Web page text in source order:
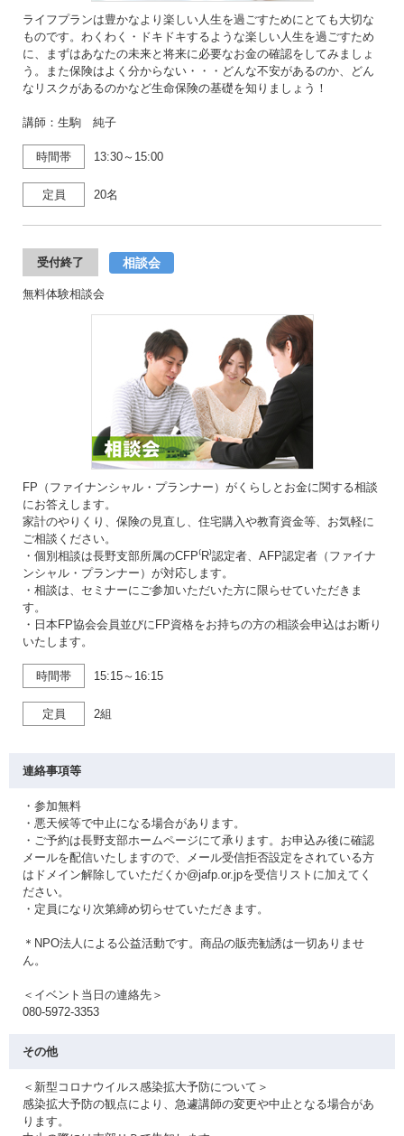
ライフプランは豊かなより楽しい人生を過ごすためにとても大切な
ものです。わくわく・ドキドキするような楽しい人生を過ごすため
に、まずはあなたの未来と将来に必要なお金の確認をしてみましょ
う。また保険はよく分からない・・・どんな不安があるのか、どん
なリスクがあるのかなど生命保険の基礎を知りましょう！
講師：生駒 純子
時間帯 13:30～15:00
定員 20名
受付終了 相談会
無料体験相談会
FP（ファイナンシャル・プランナー）がくらしとお金に関する相談
にお答えします。
家計のやりくり、保険の見直し、住宅購入や教育資金等、お気軽に
ご相談ください。
・個別相談は長野支部所属のCFP⁽R⁾認定者、AFP認定者（ファイナ
ンシャル・プランナー）が対応します。
・相談は、セミナーにご参加いただいた方に限らせていただきま
す。
・日本FP協会会員並びにFP資格をお持ちの方の相談会申込はお断り
いたします。
時間帯 15:15～16:15
定員 2組
連絡事項等
・参加無料
・悪天候等で中止になる場合があります。
・ご予約は長野支部ホームページにて承ります。お申込み後に確認
メールを配信いたしますので、メール受信拒否設定をされている方
はドメイン解除していただくか@jafp.or.jpを受信リストに加えてく
ださい。
・定員になり次第締め切らせていただきます。
＊NPO法人による公益活動です。商品の販売勧誘は一切ありませ
ん。
＜イベント当日の連絡先＞
080-5972-3353
その他
＜新型コロナウイルス感染拡大予防について＞
感染拡大予防の観点により、急遽講師の変更や中止となる場合があ
ります。